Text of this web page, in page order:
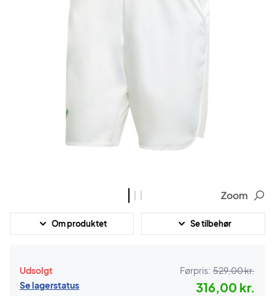
Zoom
Om produktet Se tilbehør
Udsolgt
Se lagerstatus
Førpris: 529,00 kr.
316,00 kr.